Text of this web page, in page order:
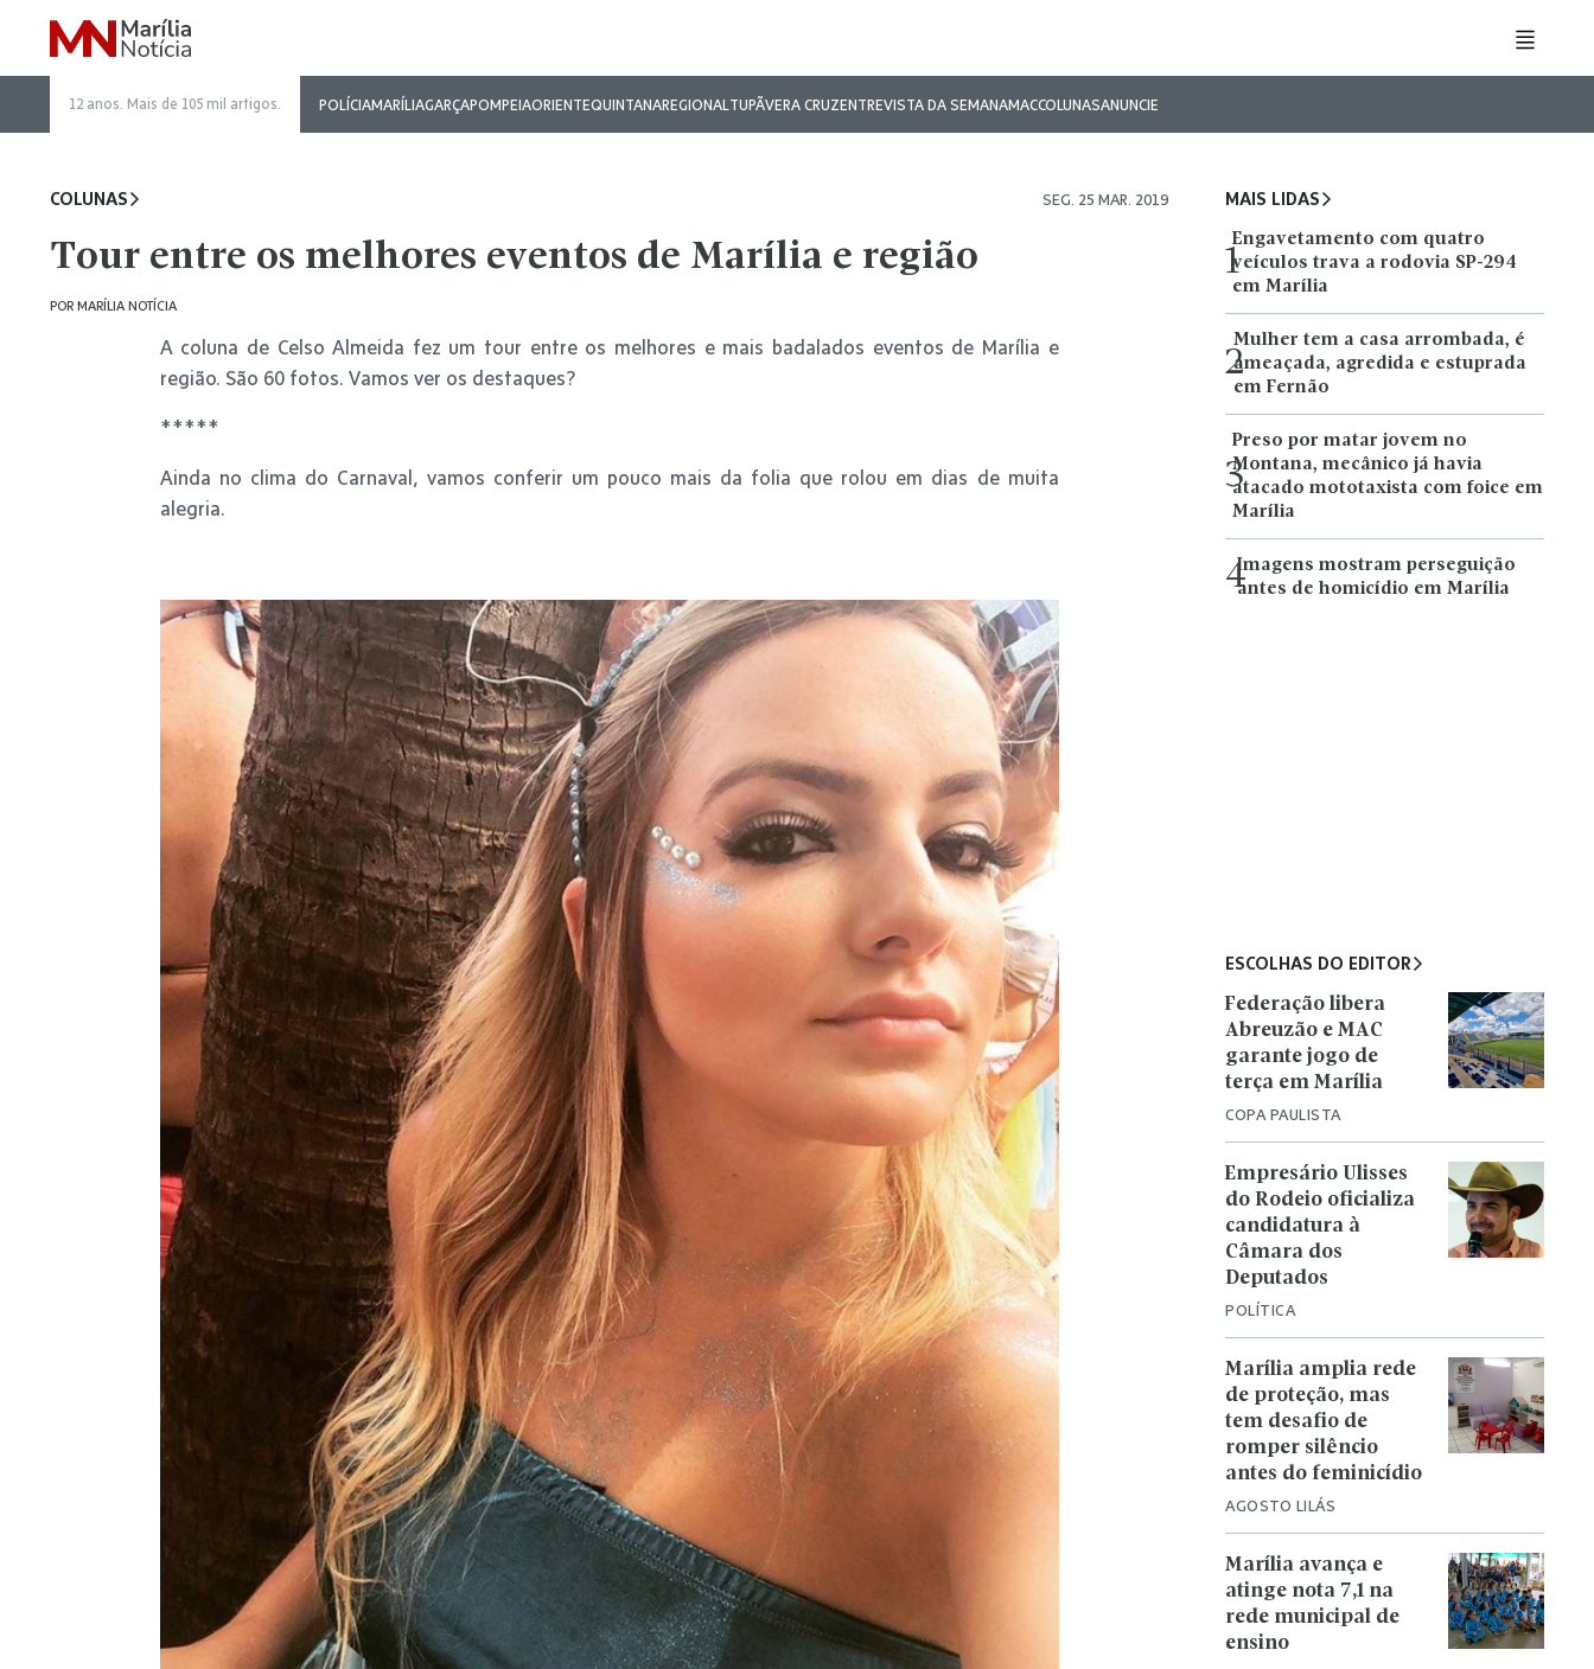
12 anos. Mais de 105 mil artigos. POLÍCIAMARÍLIAGARÇAPOMPEIAORIENTEQUINTANAREGIONALTUPÃVERA CRUZENTREVISTA DA SEMANAMACCOLUNASANUNCIE
COLUNAS SEG. 25 MAR. 2019
Tour entre os melhores eventos de Marília e região
POR MARÍLIA NOTÍCIA
A coluna de Celso Almeida fez um tour entre os melhores e mais badalados eventos de Marília e
região. São 60 fotos. Vamos ver os destaques?
*****
Ainda no clima do Carnaval, vamos conferir um pouco mais da folia que rolou em dias de muita
alegria.
MAIS LIDAS
1
Engavetamento com quatro
veículos trava a rodovia SP-294
em Marília
2
Mulher tem a casa arrombada, é
ameaçada, agredida e estuprada
em Fernão
3
Preso por matar jovem no
Montana, mecânico já havia
atacado mototaxista com foice em
Marília
4Imagens mostram perseguição
antes de homicídio em Marília
ESCOLHAS DO EDITOR
COPA PAULISTA
Federação libera
Abreuzão e MAC
garante jogo de
terça em Marília
POLÍTICA
Empresário Ulisses
do Rodeio oficializa
candidatura à
Câmara dos
Deputados
AGOSTO LILÁS
Marília amplia rede
de proteção, mas
tem desafio de
romper silêncio
antes do feminicídio
Marília avança e
atinge nota 7,1 na
rede municipal de
ensino